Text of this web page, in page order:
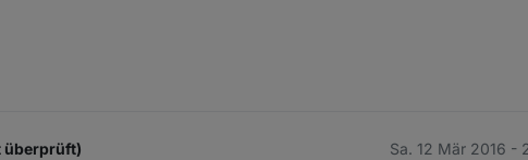
überprüft) Sa. 12 Mär 2016 -